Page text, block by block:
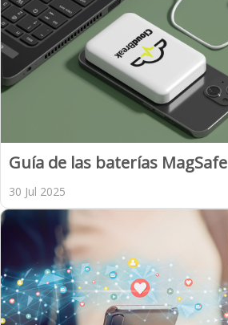
Guía de las baterías MagSafe
30 Jul 2025